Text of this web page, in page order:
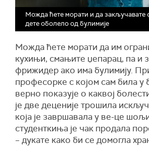
Можда ћете морати и да закључавате
дете оболело од булимије
Можда ћете морати да им
кухињи, смањите џепарац, па и
фрижидер ако има булимију.
професорке с којом сам била у
верно показује о каквој
је две деценије трошила
која је завршавала у ве-це
студенткиња је чак продала
– дукате како би се домогла